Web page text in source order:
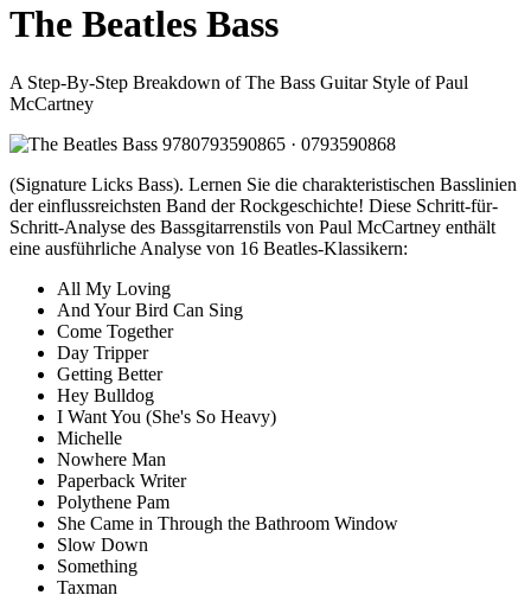
The Beatles Bass
A Step-By-Step Breakdown of The Bass Guitar Style of Paul
McCartney
(Signature Licks Bass). Lernen Sie die charakteristischen Basslinien
der einflussreichsten Band der Rockgeschichte! Diese Schritt-für-
Schritt-Analyse des Bassgitarrenstils von Paul McCartney enthält
eine ausführliche Analyse von 16 Beatles-Klassikern:
All My Loving
And Your Bird Can Sing
Come Together
Day Tripper
Getting Better
Hey Bulldog
I Want You (She's So Heavy)
Michelle
Nowhere Man
Paperback Writer
Polythene Pam
She Came in Through the Bathroom Window
Slow Down
Something
Taxman